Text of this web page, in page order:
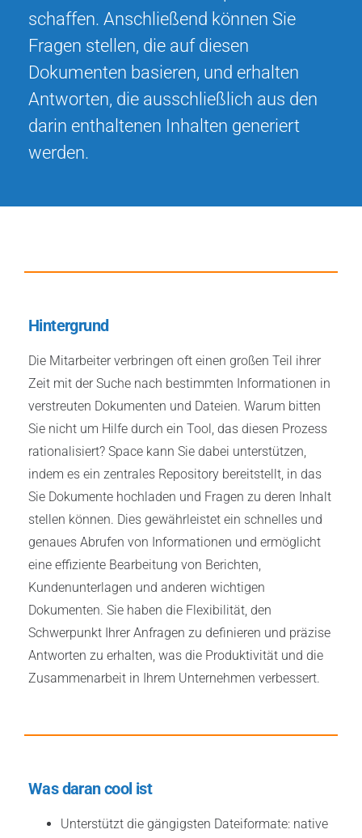
schaffen. Anschließend können Sie
Fragen stellen, die auf diesen
Dokumenten basieren, und erhalten
Antworten, die ausschließlich aus den
darin enthaltenen Inhalten generiert
werden.
Hintergrund
Die Mitarbeiter verbringen oft einen großen Teil ihrer
Zeit mit der Suche nach bestimmten Informationen in
verstreuten Dokumenten und Dateien. Warum bitten
Sie nicht um Hilfe durch ein Tool, das diesen Prozess
rationalisiert? Space kann Sie dabei unterstützen,
indem es ein zentrales Repository bereitstellt, in das
Sie Dokumente hochladen und Fragen zu deren Inhalt
stellen können. Dies gewährleistet ein schnelles und
genaues Abrufen von Informationen und ermöglicht
eine effiziente Bearbeitung von Berichten,
Kundenunterlagen und anderen wichtigen
Dokumenten. Sie haben die Flexibilität, den
Schwerpunkt Ihrer Anfragen zu definieren und präzise
Antworten zu erhalten, was die Produktivität und die
Zusammenarbeit in Ihrem Unternehmen verbessert.
Was daran cool ist
Unterstützt die gängigsten Dateiformate: native